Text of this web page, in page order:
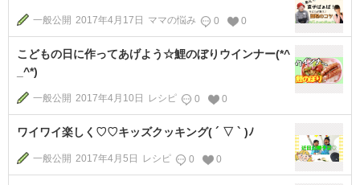
一般公開 2017年4月17日 ママの悩み 0 0
こどもの日に作ってあげよう☆鯉のぼりウインナー(*^
_^*)
一般公開 2017年4月10日 レシピ 0 0
ワイワイ楽しく♡♡キッズクッキング( ´ ▽ ` )ﾉ
一般公開 2017年4月5日 レシピ 0 0